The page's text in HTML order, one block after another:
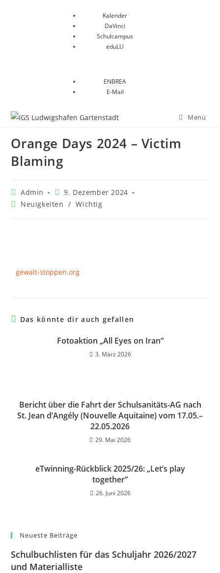
Kalender
DaVinci
Schulcampus
eduLU
ENBREA
E-Mail
Menü
Orange Days 2024 – Victim
Blaming
Admin
9. Dezember 2024
Neuigkeiten / Wichtig
gewalt-stoppen.org
Das könnte dir auch gefallen
Fotoaktion „All Eyes on Iran“
3. März 2026
Bericht über die Fahrt der Schulsanitäts-AG nach
St. Jean d’Angély (Nouvelle Aquitaine) vom 17.05.–
22.05.2026
29. Mai 2026
eTwinning-Rückblick 2025/26: „Let’s play
together”
26. Juni 2026
Neueste Beiträge
Schulbuchlisten für das Schuljahr 2026/2027
und Materialliste